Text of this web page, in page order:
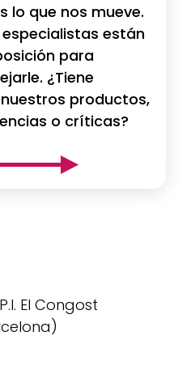
lo que nos mueve.
están
para
¿Tiene
productos,
o críticas?
El Congost